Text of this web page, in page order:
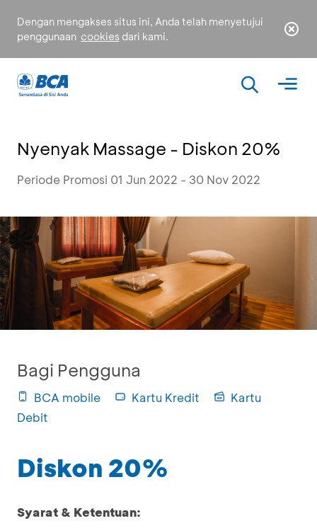
Dengan mengakses situs ini, Anda telah menyetujui
penggunaan cookies dari kami.
Nyenyak Massage - Diskon 20%
Periode Promosi 01 Jun 2022 - 30 Nov 2022
Bagi Pengguna
BCA mobile Kartu Kredit
Kartu
Debit
Diskon 20%
Syarat & Ketentuan: